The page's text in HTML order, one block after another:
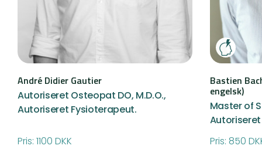
André Didier Gautier
Autoriseret Osteopat DO, M.D.O.,
Autoriseret Fysioterapeut.
Pris: 1100 DKK
Bastien
engelsk)
Master of
Autoriseret
Pris: 850